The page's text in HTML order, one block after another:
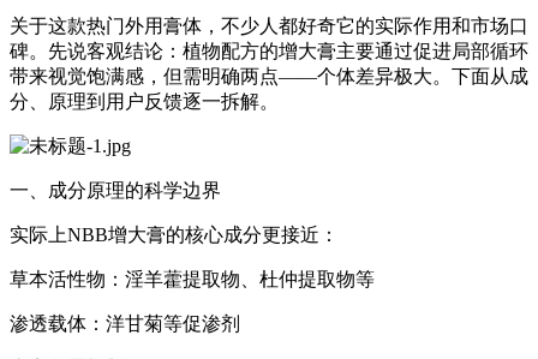
关于这款热门外用膏体，不少人都好奇它的实际作用和市场口
碑。先说客观结论：‌植物配方的增大膏主要通过促进局部循环
带来视觉饱满感‌，但需明确两点——个体差异极大。下面从成
分、原理到用户反馈逐一拆解。
一、成分原理的科学边界
实际上NBB增大膏的核心成分更接近：
‌草本活性物‌：淫羊藿提取物、杜仲提取物等
‌渗透载体‌：洋甘菊等促渗剂